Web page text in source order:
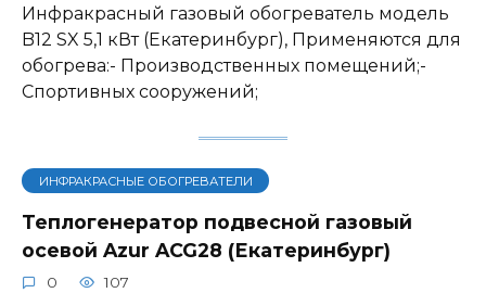
Инфракрасный газовый обогреватель модель
B12 SX 5,1 кВт (Екатеринбург), Применяются для
обогрева:- Производственных помещений;-
Спортивных сооружений;
ИНФРАКРАСНЫЕ ОБОГРЕВАТЕЛИ
Теплогенератор подвесной газовый
осевой Azur ACG28 (Екатеринбург)
0 107